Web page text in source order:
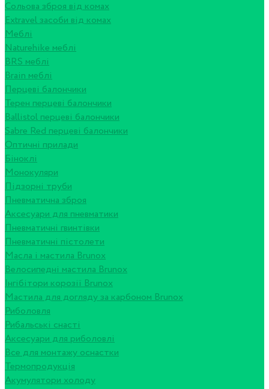
Сольова зброя від комах
Extravel засоби від комах
Меблі
Naturehike меблі
BRS меблі
Brain меблі
Перцеві балончики
Терен перцеві балончики
Ballistol перцеві балончики
Sabre Red перцеві балончики
Оптичні прилади
Біноклі
Монокуляри
Підзорні труби
Пневматична зброя
Аксесуари для пневматики
Пневматичні гвинтівки
Пневматичні пістолети
Масла і мастила Brunox
Велосипедні мастила Brunox
Інгібітори корозії Brunox
Мастила для догляду за карбоном Brunox
Риболовля
Рибальські снасті
Аксесуари для риболовлі
Все для монтажу оснастки
Термопродукція
Акумулятори холоду